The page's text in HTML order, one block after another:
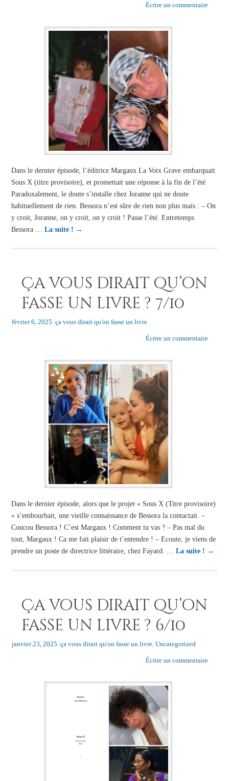
Écrire un commentaire
Dans le dernier épisode, l’éditrice Margaux La Voix Grave embarquait
Sous X (titre provisoire), et promettait une réponse à la fin de l’été
Paradoxalement, le doute s’installe chez Joranne qui ne doute
habituellement de rien. Bessora n’est sûre de rien non plus mais : – On
y croit, Joranne, on y croit, on y croit ! Passe l’été. Entretemps
Bessora … La suite ! →
Ça vous dirait qu’on
fasse un livre ? 7/10
février 6, 2025 |ça vous dirait qu'on fasse un livre
Écrire un commentaire
Dans le dernier épisode, alors que le projet « Sous X (Titre provisoire)
» s’embourbait, une vieille connaissance de Bessora la contactait. –
Coucou Bessora ! C’est Margaux ! Comment tu vas ? – Pas mal du
tout, Margaux ! Ca me fait plaisir de t’entendre ! – Ecoute, je viens de
prendre un poste de directrice littéraire, chez Fayard. … La suite ! →
Ça vous dirait qu’on
fasse un livre ? 6/10
janvier 23, 2025 |ça vous dirait qu'on fasse un livre, Uncategorized
Écrire un commentaire